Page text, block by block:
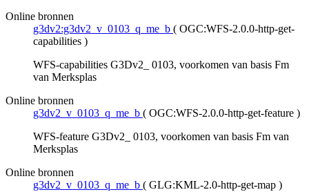
Online bronnen
g3dv2:g3dv2_v_0103_q_me_b ( OGC:WFS-2.0.0-http-get-
capabilities )
WFS-capabilities G3Dv2_ 0103, voorkomen van basis Fm
van Merksplas
Online bronnen
g3dv2_v_0103_q_me_b ( OGC:WFS-2.0.0-http-get-feature )
WFS-feature G3Dv2_ 0103, voorkomen van basis Fm van
Merksplas
Online bronnen
g3dv2_v_0103_q_me_b ( GLG:KML-2.0-http-get-map )